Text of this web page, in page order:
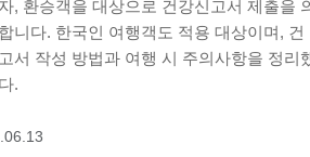
, 환승객을 대상으로 건강신고서 제출을
니다. 한국인 여행객도 적용 대상이며, 건
서 작성 방법과 여행 시 주의사항을 정리
.